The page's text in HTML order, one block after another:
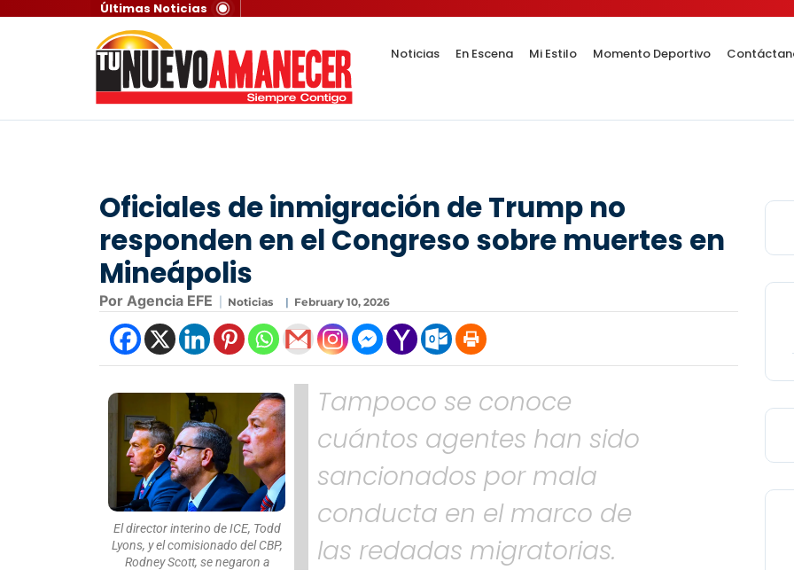
Últimas Noticias
Noticias En Escena Mi Estilo Momento Deportivo
Oficiales de inmigración de Trump no
responden en el Congreso sobre muertes en
Mineápolis
Por Agencia EFE Noticias | February 10, 2026
El director interino de ICE, Todd
Lyons, y el comisionado del CBP,
Rodney Scott, se negaron a
Tampoco se conoce
cuántos agentes han sido
sancionados por mala
conducta en el marco de
las redadas migratorias.